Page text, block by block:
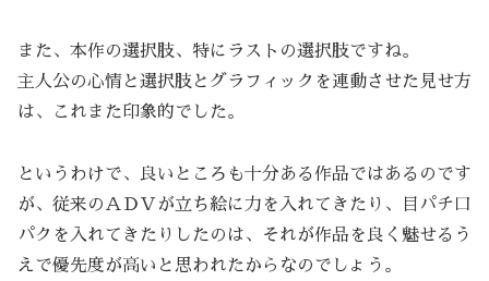
また、本作の選択肢、特にラストの選択肢ですね。
主人公の心情と選択肢とグラフィックを連動させた見せ方
は、これまた印象的でした。
というわけで、良いところも十分ある作品ではあるのです
が、従来のＡＤＶが立ち絵に力を入れてきたり、目パチ口
パクを入れてきたりしたのは、それが作品を良く魅せるう
えで優先度が高いと思われたからなのでしょう。